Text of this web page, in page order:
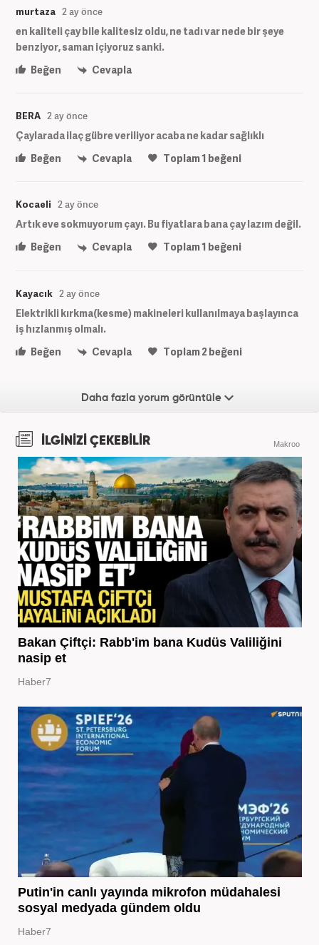
murtaza 2 ay önce
en kaliteli çay bile kalitesiz oldu, ne tadı var nede bir şeye
benziyor, saman içiyoruz sanki.
Beğen
Cevapla
BERA 2 ay önce
Çaylarada ilaç gübre veriliyor acaba ne kadar sağlıklı
Beğen
Cevapla Toplam1 beğeni
Kocaeli 2 ay önce
Artık eve sokmuyorum çayı. Bu fiyatlara bana çay lazım değil.
Beğen
Cevapla Toplam1 beğeni
Kayacık 2 ay önce
Elektrikli kırkma(kesme) makineleri kullanılmaya başlayınca
iş hızlanmış olmalı.
Beğen
Cevapla Toplam2 beğeni
Daha fazla yorum görüntüle
İLGİNİZİ ÇEKEBİLİR Makroo
Bakan Çiftçi: Rabb'im bana Kudüs Valiliğini
nasip et
Haber7
Putin'in canlı yayında mikrofon müdahalesi
sosyal medyada gündem oldu
Haber7